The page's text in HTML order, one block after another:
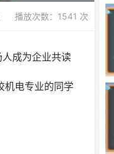
播放次数：1541 次
成为企业共读
机电专业的同学